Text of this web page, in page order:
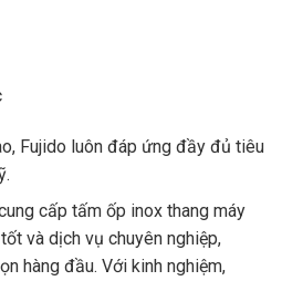
Fujido luôn đáp ứng đầy đủ tiêu
cấp tấm ốp inox thang máy
và dịch vụ chuyên nghiệp,
hàng đầu. Với kinh nghiệm,